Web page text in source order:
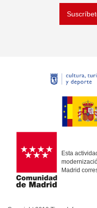
Esta
Madrid